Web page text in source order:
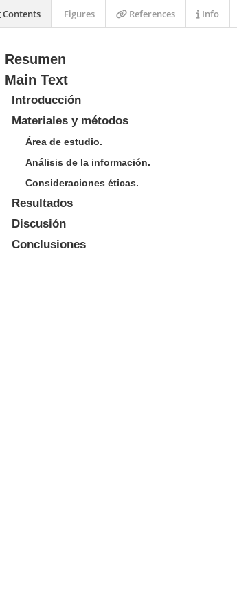
Resumen
Main Text
Introducción
Materiales y métodos
Área de estudio.
Análisis de la información.
Consideraciones éticas.
Resultados
Discusión
Conclusiones
Contents Figures References Info